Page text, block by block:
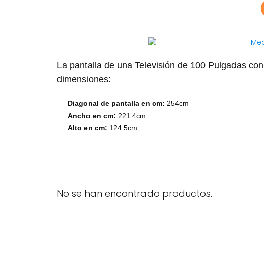
La pantalla de una Televisión de 100 Pulgadas con
dimensiones:
Diagonal de pantalla en cm: 254cm
Ancho en cm: 221.4cm
Alto en cm: 124.5cm
No se han encontrado productos.